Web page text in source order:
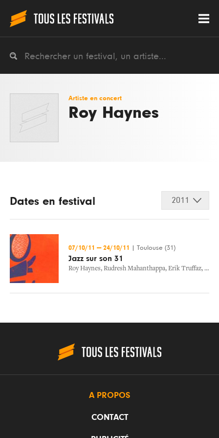
Artiste en concert
Roy Haynes
Dates en festival 2011
07/10/11 — 24/10/11 Toulouse (31)
Jazz sur son 31
Roy Haynes, Rudresh Mahanthappa, Erik Truffaz,
A PROPOS
CONTACT